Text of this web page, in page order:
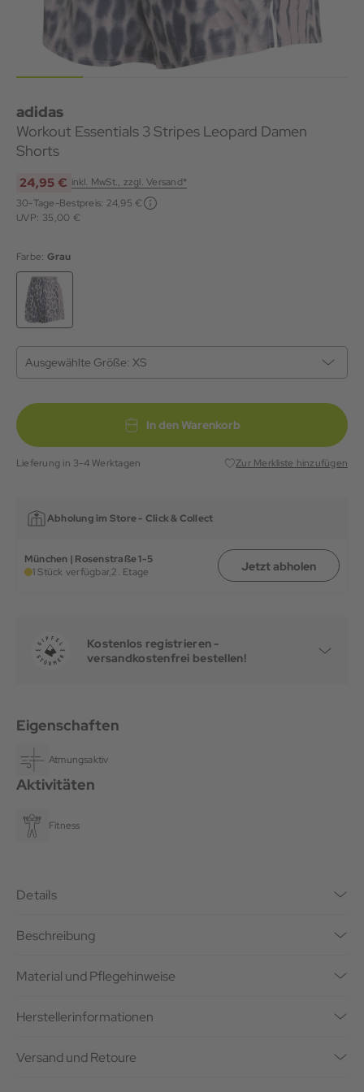
adidas
Workout Essentials 3 Stripes Leopard Damen
Shorts
24,95 € inkl. MwSt., zzgl. Versand*
30-Tage-Bestpreis: 24,95 €
UVP: 35,00 €
Farbe: Grau
Ausgewählte Größe: XS
In den Warenkorb
Lieferung in 3-4 Werktagen Zur Merkliste hinzufügen
Abholung im Store - Click & Collect
München | Rosenstraße 1-5
1 Stück verfügbar,2. Etage Jetzt abholen
Kostenlos registrieren -
versandkostenfrei bestellen!
Eigenschaften
Atmungsaktiv
Aktivitäten
Fitness
Details
Beschreibung
Material und Pflegehinweise
Herstellerinformationen
Versand und Retoure